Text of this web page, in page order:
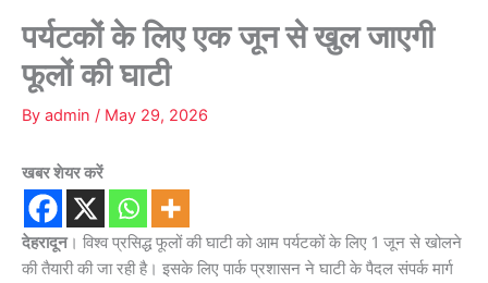
पर्यटकों के लिए एक जून से खुल जाएगी
फूलों की घाटी
By admin / May 29, 2026
खबर शेयर करें
देहरादून। विश्व प्रसिद्ध फूलों की घाटी को आम पर्यटकों के लिए 1 जून से खोलने
की तैयारी की जा रही है। इसके लिए पार्क प्रशासन ने घाटी के पैदल संपर्क मार्ग